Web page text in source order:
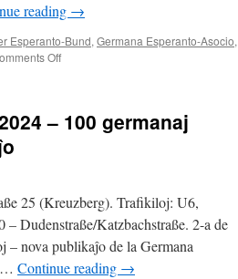
reading →
Esperanto-Bund, Germana Esperanto-Asocio,
Offon
KONGRESOJ
la
Esperanto-
– 100 germanaj
25 (Kreuzberg). Trafikiloj: U6,
Dudenstraße/Katzbachstraße. 2-a de
– nova publikaĵo de la Germana
… Continue reading →